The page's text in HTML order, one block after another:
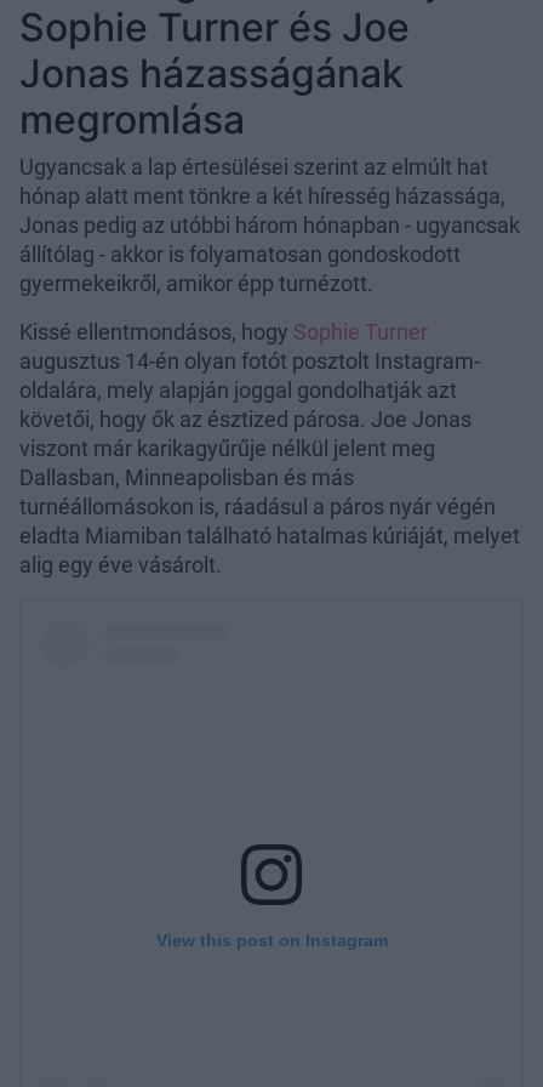
Sophie Turner és Joe
Jonas házasságának
megromlása
Ugyancsak a lap értesülései szerint az elmúlt hat
hónap alatt ment tönkre a két híresség házassága,
Jonas pedig az utóbbi három hónapban - ugyancsak
állítólag - akkor is folyamatosan gondoskodott
gyermekeikről, amikor épp turnézott.
Kissé ellentmondásos, hogy Sophie Turner
augusztus 14-én olyan fotót posztolt Instagram-
oldalára, mely alapján joggal gondolhatják azt
követői, hogy ők az észtized párosa. Joe Jonas
viszont már karikagyűrűje nélkül jelent meg
Dallasban, Minneapolisban és más
turnéállomásokon is, ráadásul a páros nyár végén
eladta Miamiban található hatalmas kúriáját, melyet
alig egy éve vásárolt.